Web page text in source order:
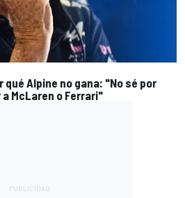
Alpine no gana: "No sé por
McLaren o Ferrari"